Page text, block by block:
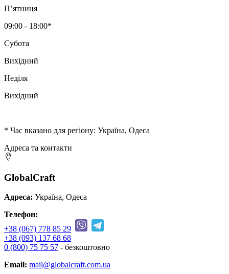
Пʼятниця
09:00 - 18:00*
Субота
Вихідний
Неділя
Вихідний
* Час вказано для регіону: Україна, Одеса
Адреса та контакти
GlobalCraft
Адреса: Україна, Одеса
Телефон:
+38 (067) 778 85 29
+38 (093) 137 68 68
0 (800) 75 75 57 - безкоштовно
Email: mail@globalcraft.com.ua